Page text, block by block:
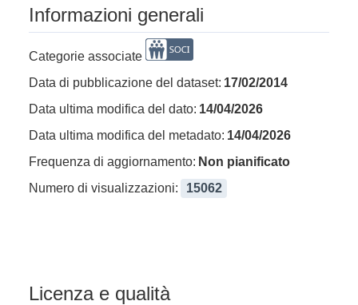
Informazioni generali
Categorie associate
Data di pubblicazione del dataset: 17/02/2014
Data ultima modifica del dato: 14/04/2026
Data ultima modifica del metadato: 14/04/2026
Frequenza di aggiornamento: Non pianificato
Numero di visualizzazioni:
15062
Licenza e qualità